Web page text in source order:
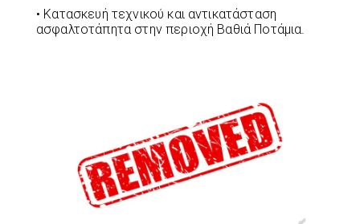
• Κατασκευή τεχνικού και αντικατάσταση
ασφαλτοτάπητα στην περιοχή Βαθιά Ποτάμια.